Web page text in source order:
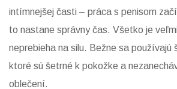
intímnejšej časti – práca s penisom
to nastane správny čas. Všetko je
neprebieha na silu. Bežne sa používajú
ktoré sú šetrné k pokožke a
oblečení.